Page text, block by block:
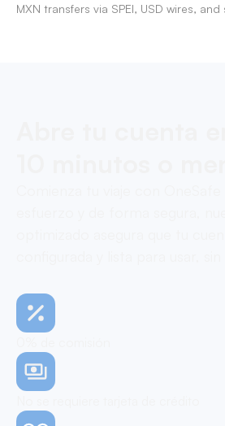
MXN transfers via SPEI, USD wires,